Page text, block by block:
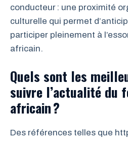
conducteur : une proximité
culturelle qui permet
participer pleinement à
africain.
Quels sont les
suivre l’actualité du
africain ?
Des références telles que